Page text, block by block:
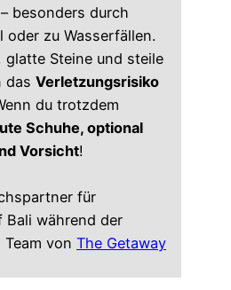
besonders durch
oder zu Wasserfällen.
glatte Steine und steile
das Verletzungsrisiko
du trotzdem
Schuhe, optional
Vorsicht!
für
Bali während der
von The Getaway